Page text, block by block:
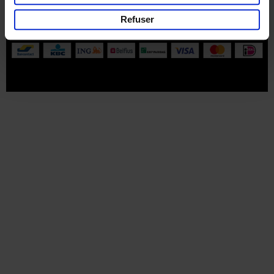
Refuser
Part ofLannoo Publishing Group